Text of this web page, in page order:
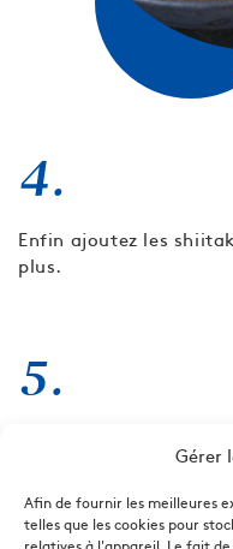
Gérer
Afin de fournir les meilleures
telles que les cookies pour
4.
Enfin ajoutez les
plus.
5.
les pousses
ingrédients).